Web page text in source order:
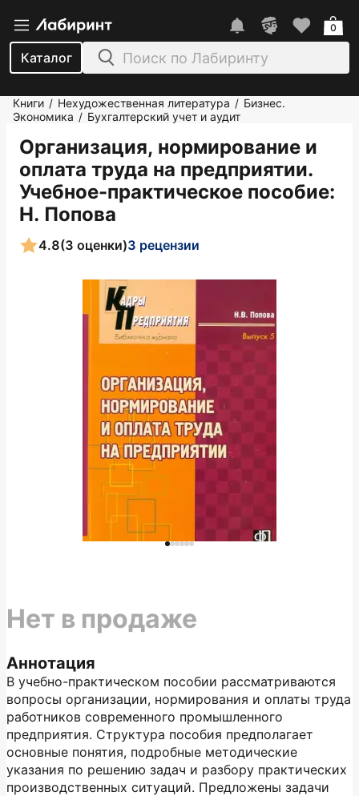
Каталог
0
Книги / Нехудожественная литература / Бизнес.
Экономика / Бухгалтерский учет и аудит
Организация, нормирование и
оплата труда на предприятии.
Учебное-практическое пособие:
Н. Попова
4.8(3 оценки)3 рецензии
Аннотация
В учебно-практическом пособии рассматриваются
вопросы организации, нормирования и оплаты труда
работников современного промышленного
предприятия. Структура пособия предполагает
основные понятия, подробные методические
указания по решению задач и разбору практических
производственных ситуаций. Предложены задачи
Нет в продаже